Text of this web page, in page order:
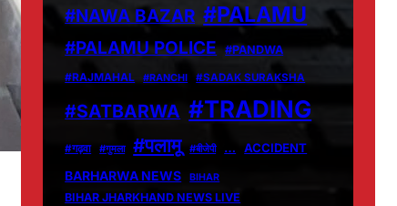
#NAWA BAZAR #PALAMU
#PALAMU POLICE
#PANDWA
#RAJMAHAL
#RANCHI #SADAK SURAKSHA
#SATBARWA #TRADING
#गढ़वा #गुमला #पलामू #बीजेपी … ACCIDENT
BARHARWA NEWS BIHAR
BIHAR JHARKHAND NEWS LIVE